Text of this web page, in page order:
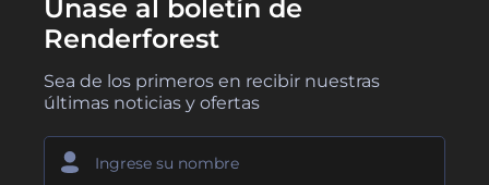
Únase al boletín de
Renderforest
Sea de los primeros en recibir nuestras
últimas noticias y ofertas